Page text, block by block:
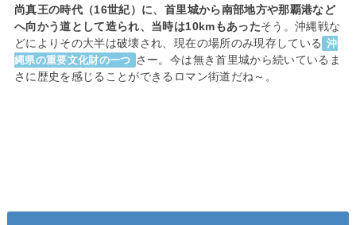
尚真王の時代（16世紀）に、首里城から南部地方や那覇港など
へ向かう道として造られ、当時は10kmもあったそう。沖縄戦な
どによりその大半は破壊され、現在の場所のみ現存している 沖
縄県の重要文化財の一つ
さー。今は無き首里城から続いているま
さに歴史を感じることができるロマン街道だね～。